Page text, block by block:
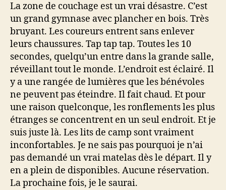
La zone de couchage est un vrai désastre. C’est
un grand gymnase avec plancher en bois. Très
bruyant. Les coureurs entrent sans enlever
leurs chaussures. Tap tap tap. Toutes les 10
secondes, quelqu’un entre dans la grande salle,
réveillant tout le monde. L’endroit est éclairé. Il
y a une rangée de lumières que les bénévoles
ne peuvent pas éteindre. Il fait chaud. Et pour
une raison quelconque, les ronflements les plus
étranges se concentrent en un seul endroit. Et je
suis juste là. Les lits de camp sont vraiment
inconfortables. Je ne sais pas pourquoi je n’ai
pas demandé un vrai matelas dès le départ. Il y
en a plein de disponibles. Aucune réservation.
La prochaine fois, je le saurai.